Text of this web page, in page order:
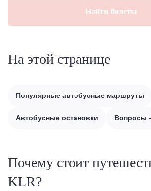
Найти билеты
На этой странице
Популярные автобусные маршруты
Автобусные остановки Вопросы
Почему стоит
KLR?